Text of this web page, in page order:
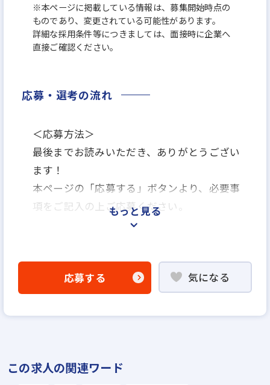
※本ページに掲載している情報は、募集開始時点の
ものであり、変更されている可能性があります。
詳細な採用条件等につきましては、面接時に企業へ
直接ご確認ください。
応募・選考の流れ
＜応募方法＞
最後までお読みいただき、ありがとうござい
ます！
本ページの「応募する」ボタンより、必要事
項をご記入の上ご応募ください。
「応募する」よりエントリー
WEB応募書類による書類選考
▼
内定
もっと見る
応募する 気になる
この求人の関連ワード